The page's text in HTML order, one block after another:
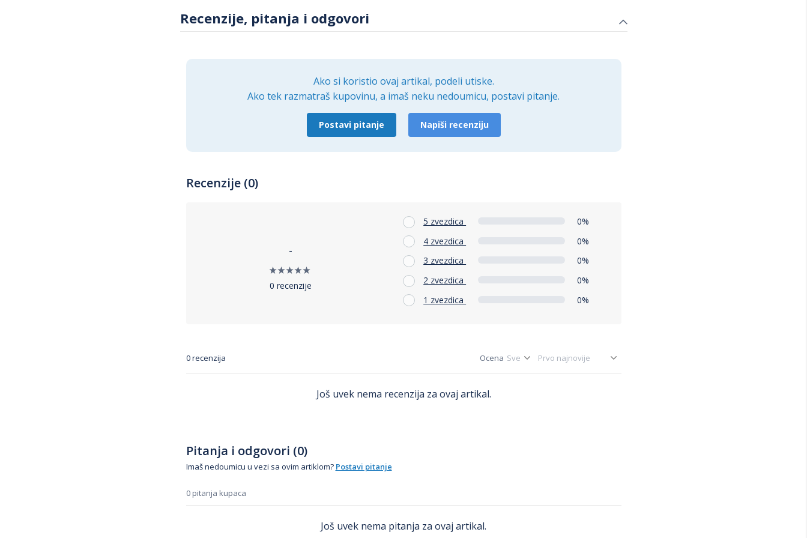
Zaključak
funkcionalnosti i ekološke svesti. Unesite duh praznika u svoj dom i uživajte u toplini i lepoti koju
ova jelka pruža. Neka vaši praznici budu ispunjeni radošću i magijom uz ENA jelku.
Recenzije, pitanja i odgovori
Ako si koristio ovaj artikal, podeli utiske.
Ako tek razmatraš kupovinu, a imaš neku nedoumicu, postavi pitanje.
Postavi pitanje Napiši recenziju
Recenzije (0)
-
0 recenzije
5 zvezdica
0%
4 zvezdica
0%
3 zvezdica
0%
2 zvezdica
0%
1 zvezdica
0%
0 recenzija Ocena
Još uvek nema recenzija za ovaj artikal.
Pitanja i odgovori (0)
Imaš nedoumicu u vezi sa ovim artiklom? Postavi pitanje
0 pitanja kupaca
Još uvek nema pitanja za ovaj artikal.